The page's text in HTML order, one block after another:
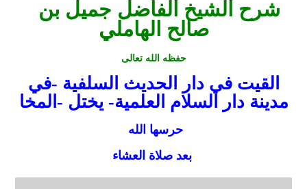
صالح الهاملي
حفظه الله تعالى
القيت في دار الحديث السلفية -في
مدينة دار السلام العلمية- يختل -المخا
حرسها الله
بعد صلاة العشاء